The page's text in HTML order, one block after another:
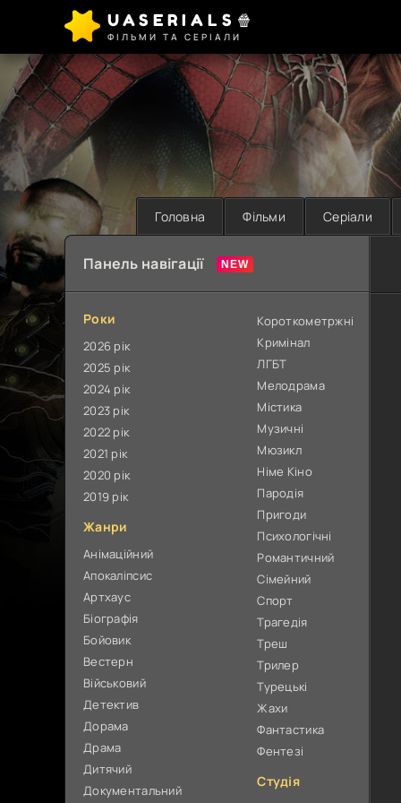
UASERIALS🍿
ФІЛЬМИ ТА СЕРІАЛИ
Головна Фільми Серіали
Панель навігації
Роки
2026 рік
2025 рік
2024 рік
2023 рік
2022 рік
2021 рік
2020 рік
2019 рік
Жанри
Анімаційний
Апокаліпсис
Артхаус
Біографія
Бойовик
Вестерн
Військовий
Детектив
Дорама
Драма
Дитячий
Документальний
Короткометржні
Кримінал
ЛГБТ
Мелодрама
Містика
Музичні
Мюзикл
Німе Кіно
Пародія
Пригоди
Психологічні
Романтичний
Сімейний
Спорт
Трагедія
Треш
Трилер
Турецькі
Жахи
Фантастика
Фентезі
Студія